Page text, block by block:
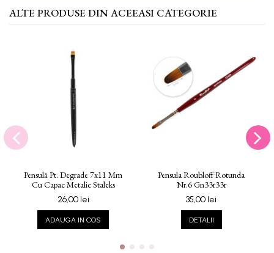
ALTE PRODUSE DIN ACEEASI CATEGORIE
Pensulă Pt. Degrade 7x11 Mm
Cu Capac Metalic Staleks
26,00 lei
ADAUGA IN COS
Pensula Roubloff Rotunda
Nr.6 Gn33r33r
35,00 lei
DETALII